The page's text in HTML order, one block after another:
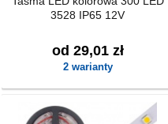
3528 IP65 12V
od 29,01 zł
2 warianty